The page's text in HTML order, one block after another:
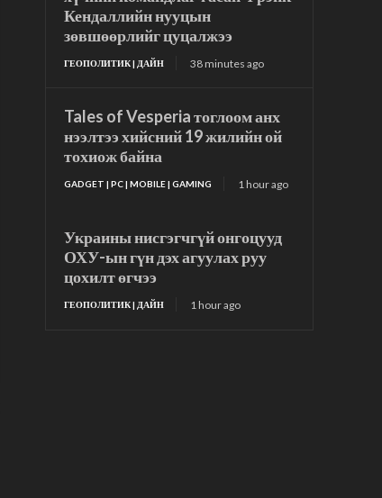
Кендаллийн нууцын
зөвшөөрлийг цуцалжээ
ГЕОПОЛИТИК | ДАЙН 38 minutes ago
Tales of Vesperia тоглоом анх
нээлтээ хийсний 19 жилийн ой
тохиож байна
GADGET | PC | MOBILE | GAMING 1 hour ago
Украины нисгэгчгүй онгоцууд
ОХУ-ын гүн дэх агуулах руу
цохилт өгчээ
ГЕОПОЛИТИК | ДАЙН 1 hour ago